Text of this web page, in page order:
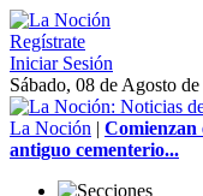
Regístrate
Iniciar Sesión
Sábado, 08 de Agosto
La Noción | Comienzan
antiguo cementerio...